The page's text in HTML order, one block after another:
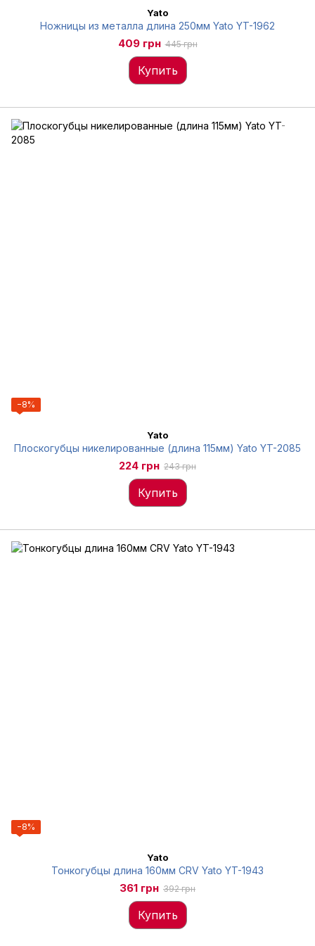
Yato
Ножницы из металла длина 250мм Yato YT-1962
409 грн 445 грн
Купить
−8%
Yato
Плоскогубцы никелированные (длина 115мм) Yato YT-2085
224 грн 243 грн
Купить
−8%
Yato
Тонкогубцы длина 160мм CRV Yato YT-1943
361 грн 392 грн
Купить